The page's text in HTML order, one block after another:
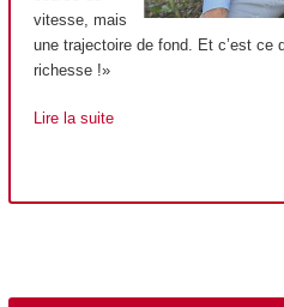
vitesse, mais
une trajectoire de fond. Et c’est ce
richesse !»
Lire la suite